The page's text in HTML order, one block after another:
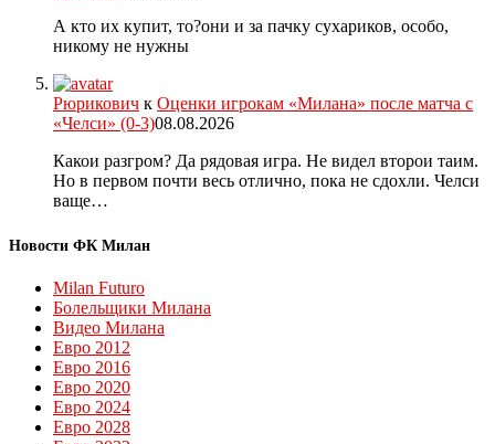
А кто их купит, то?они и за пачку сухариков, особо,
никому не нужны
Рюрикович к Оценки игрокам «Милана» после матча с
«Челси» (0-3)08.08.2026
Какои разгром? Да рядовая игра. Не видел второи таим.
Но в первом почти весь отлично, пока не сдохли. Челси
ваще…
Новости ФК Милан
Milan Futuro
Болельщики Милана
Видео Милана
Евро 2012
Евро 2016
Евро 2020
Евро 2024
Евро 2028